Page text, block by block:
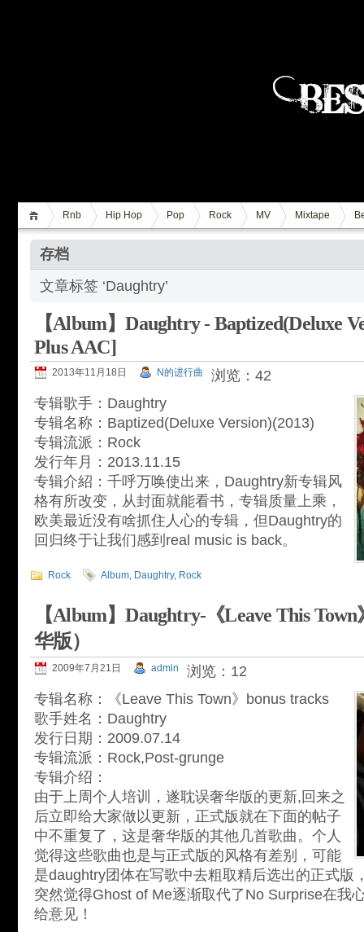
Rnb Hip Hop Pop Rock MV Mixtape
存档
文章标签 ‘Daughtry’
【Album】Daughtry - Baptized(Deluxe
Plus AAC]
2013年11月18日 N的进行曲
浏览：42
专辑歌手：Daughtry
专辑名称：Baptized(Deluxe Version)(2013)
专辑流派：Rock
发行年月：2013.11.15
专辑介紹：千呼万唤使出来，Daughtry新专辑风
格有所改变，从封面就能看书，专辑质量上乘，
欧美最近没有啥抓住人心的专辑，但Daughtry的
回归终于让我们感到real music is back。
Rock Album, Daughtry, Rock
【Album】Daughtry-《Leave This
华版）
2009年7月21日 admin
浏览：12
专辑名称：《Leave This Town》bonus tracks
歌手姓名：Daughtry
发行日期：2009.07.14
专辑流派：Rock,Post-grunge
专辑介绍：
由于上周个人培训，遂耽误奢华版的更新,回来之
后立即给大家做以更新，正式版就在下面的帖子
中不重复了，这是奢华版的其他几首歌曲。个人
觉得这些歌曲也是与正式版的风格有差别，可能
是daughtry团体在写歌中去粗取精后选出的正式版
突然觉得Ghost of Me逐渐取代了No Surprise在我
给意见！